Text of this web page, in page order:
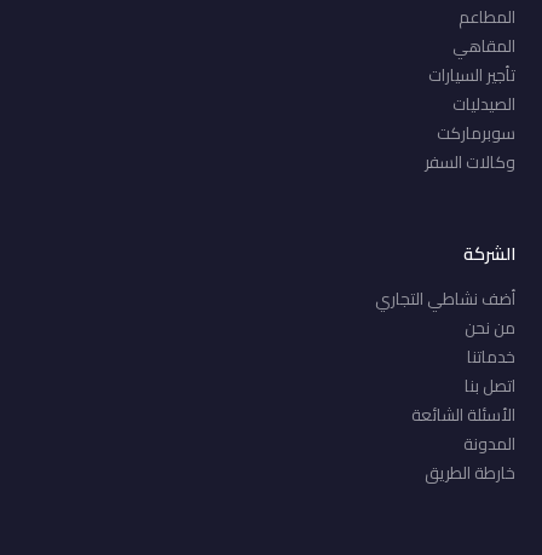
المطاعم
المقاهي
تأجير السيارات
الصيدليات
سوبرماركت
وكالات السفر
الشركة
أضف نشاطي التجاري
من نحن
خدماتنا
اتصل بنا
الأسئلة الشائعة
المدونة
خارطة الطريق